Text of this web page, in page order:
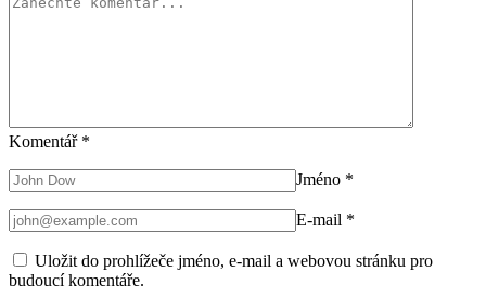
Komentář *
Jméno *
E-mail *
Uložit do prohlížeče jméno, e-mail a webovou stránku pro
budoucí komentáře.